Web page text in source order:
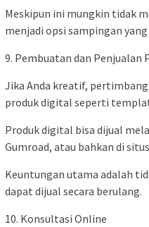
Meskipun ini mungkin tidak
menjadi opsi sampingan
9. Pembuatan dan Penjualan
Jika Anda kreatif,
produk digital seperti
Produk digital bisa dijual
Gumroad, atau bahkan di
Keuntungan utama adalah
dapat dijual secara berulang.
10. Konsultasi Online